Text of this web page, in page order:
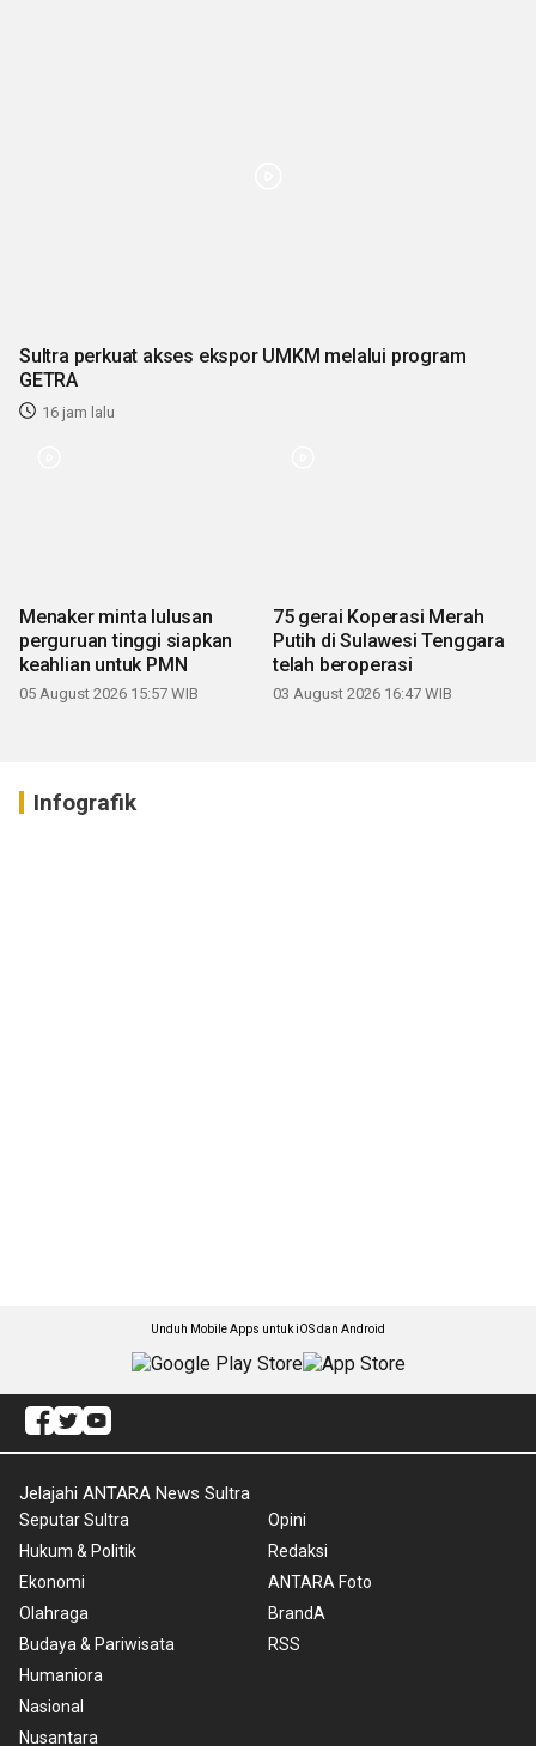
Sultra perkuat akses ekspor UMKM melalui program
GETRA
16 jam lalu
Menaker minta lulusan
perguruan tinggi siapkan
keahlian untuk PMN
05 August 2026 15:57 WIB
75 gerai Koperasi Merah
Putih di Sulawesi Tenggara
telah beroperasi
03 August 2026 16:47 WIB
Infografik
Unduh Mobile Apps untuk iOS dan Android
Jelajahi ANTARA News Sultra
Seputar Sultra
Hukum & Politik
Ekonomi
Olahraga
Budaya & Pariwisata
Humaniora
Nasional
Nusantara
Opini
Redaksi
ANTARA Foto
BrandA
RSS